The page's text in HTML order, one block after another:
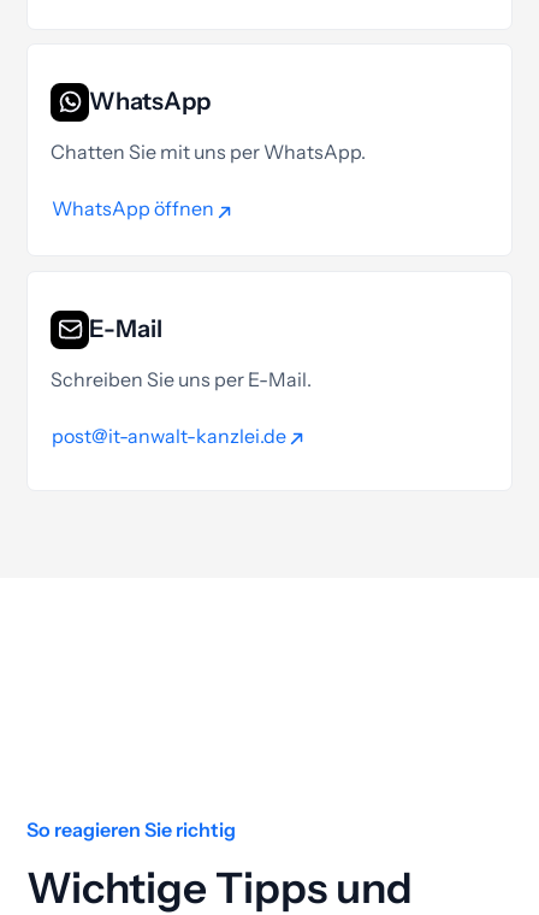
WhatsApp
Chatten Sie mit uns per WhatsApp.
WhatsApp öffnen
E-Mail
Schreiben Sie uns per E-Mail.
post@it-anwalt-kanzlei.de
So reagieren Sie richtig
Wichtige Tipps und